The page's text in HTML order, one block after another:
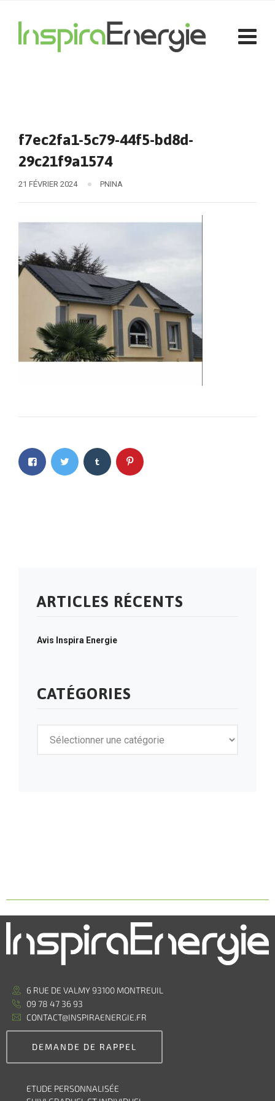
f7ec2fa1-5c79-44f5-bd8d-
29c21f9a1574
21 FÉVRIER 2024 PNINA
ARTICLES RÉCENTS
Avis Inspira Energie
CATÉGORIES
6 RUE DE VALMY 93100 MONTREUIL
09 78 47 36 93
CONTACT@INSPIRAENERGIE.FR
DEMANDE DE RAPPEL
ETUDE PERSONNALISÉE